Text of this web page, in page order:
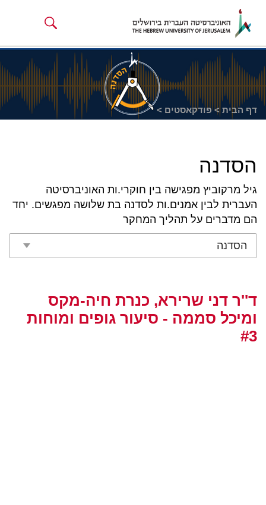
לתוכן העיקריניגודיות
גבוהה
דף הבית פודקאסטים
הסדנה
גיל מרקוביץ מפגישה בין חוקרי.ות האוניברסיטה
העברית לבין אמנים.ות לסדנה בת שלושה מפגשים. יחד
הם מדברים על תהליך המחקר
הסדנה
ד''ר דני שרירא, כנרת חיה-מקס
ומיכל סממה - סיעור גופים ומוחות
#3